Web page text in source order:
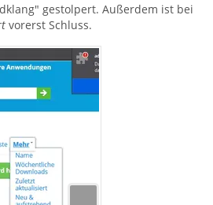
gestolpert. Außerdem ist bei
vorerst Schluss.